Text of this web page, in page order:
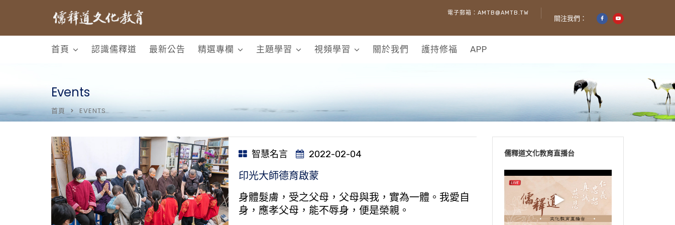
電子郵箱：AMTB@AMTB.TW
關注我們：
首頁 認識儒釋道 最新公告 精選專欄 主題學習 視頻學習 關於我們 護持修福 APP
Events
首頁 EVENTS
智慧名言 2022-02-04
印光大師德育啟蒙
身體髮膚，受之父母，父母與我，實為一體。我愛自
身，應孝父母，能不辱身，便是榮親。
儒釋道文化教育直播台